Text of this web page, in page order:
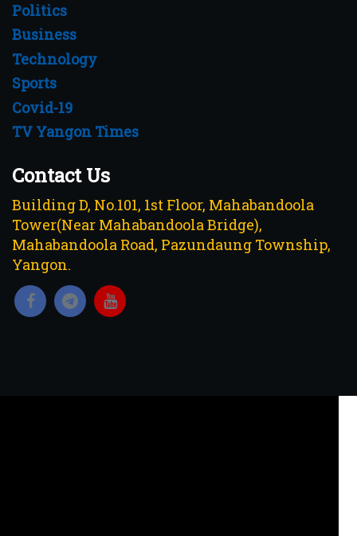
Politics
Business
Technology
Sports
Covid-19
TV Yangon Times
Contact Us
Building D, No.101, 1st Floor, Mahabandoola
Tower(Near Mahabandoola Bridge),
Mahabandoola Road, Pazundaung Township,
Yangon.